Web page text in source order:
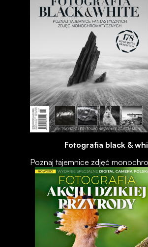
Fotografia black &
Poznaj tajemnice zdjęć